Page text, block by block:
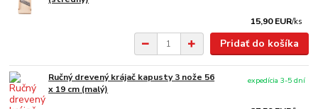
15,90 EUR/ks
Pridať do košíka
Ručný drevený krájač kapusty 3 nože 56
x 19 cm (malý)
expedícia 3-5 dní